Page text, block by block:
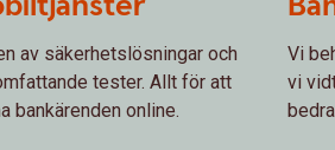
av säkerhetslösningar och
tester. Allt för att
bankärenden online.
Vi
vi